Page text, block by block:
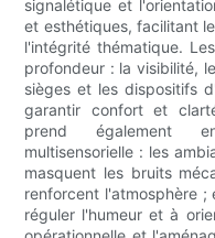
signalétique et
et esthétiques, facilitant
l'intégrité thématique.
profondeur : la visibilité,
sièges et les dispositifs
garantir confort et
prend également
multisensorielle : les
masquent les bruits
renforcent l'atmosphère ;
réguler l'humeur et à